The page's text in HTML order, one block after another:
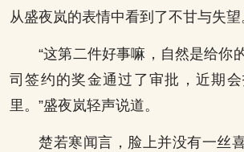
从盛夜岚的表情中看到了不甘与失望
“这第二件好事嘛，自然是给你
司签约的奖金通过了审批，近期
里。”盛夜岚轻声说道。
楚若寒闻言，脸上并没有一丝